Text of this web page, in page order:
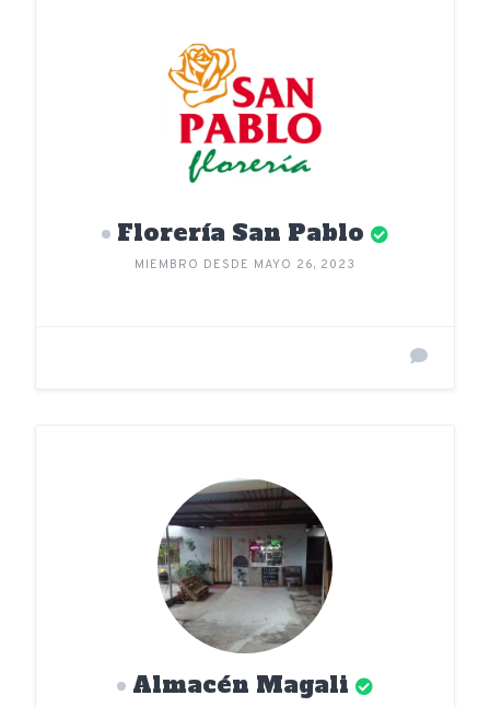
Florería San Pablo
MIEMBRO DESDE MAYO 26, 2023
Almacén Magali